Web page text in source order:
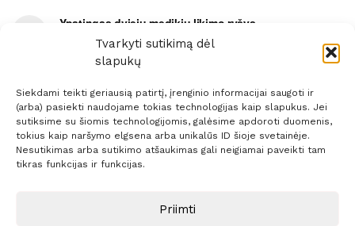
Tvarkyti sutikimą dėl
slapukų
Siekdami teikti geriausią patirtį, įrenginio informacijai saugoti ir
(arba) pasiekti naudojame tokias technologijas kaip slapukus. Jei
sutiksime su šiomis technologijomis, galėsime apdoroti duomenis,
tokius kaip naršymo elgsena arba unikalūs ID šioje svetainėje.
Nesutikimas arba sutikimo atšaukimas gali neigiamai paveikti tam
tikras funkcijas ir funkcijas.
Priimti
Ypatingas dviejų medikių likimo ryšys
0 SHARES
Prenumerata Reklama Taisyklės Kontaktai